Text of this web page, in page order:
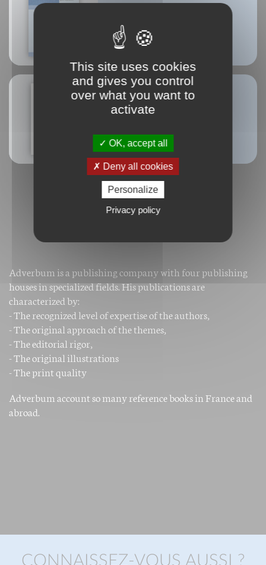
Blandine Calais-Germain
Méthode d'arts internes
Adverbum is a publishing company with four publishing
houses in specialized fields.His publications are
characterized by:
- The recognized level of expertise of the authors,
- The original approach of the themes,
- The editorial rigor,
- The original illustrations
- The print quality
Adverbum account so many reference books in France and
abroad.
CONNAISSEZ-VOUS AUSSI ?
This site uses cookies
and gives you control
over what you want to
activate
OK, accept all
Deny all cookies
Personalize
Privacy policy